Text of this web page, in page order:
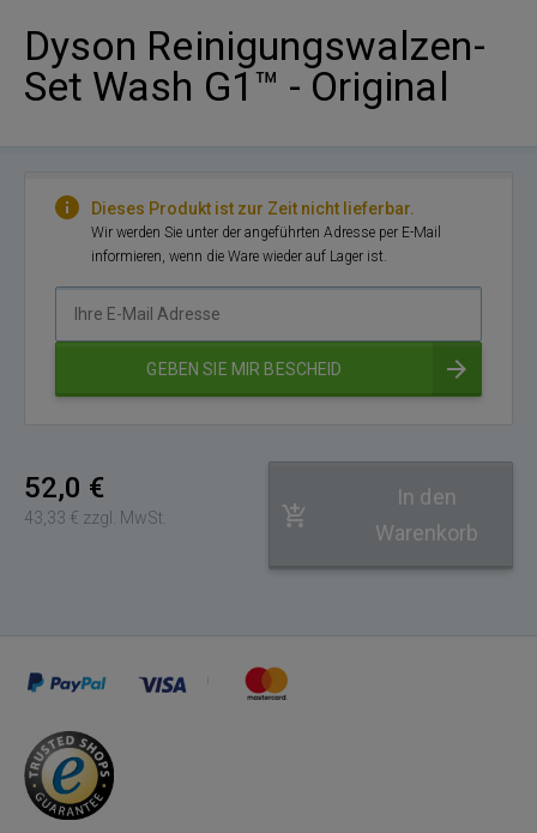
Dyson Reinigungswalzen-
Set Wash G1™ - Original
Dieses Produkt ist zur Zeit nicht lieferbar.
Wir werden Sie unter der angeführten Adresse per E-Mail
informieren, wenn die Ware wieder auf Lager ist.
GEBEN SIE MIR BESCHEID
52,0 €
43,33 € zzgl. MwSt.
In den
Warenkorb